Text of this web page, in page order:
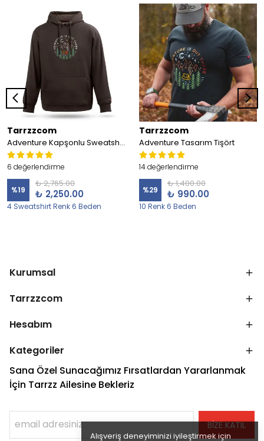
Alışveriş deneyiminizi iyileştirmek için
Tarrzzcom
Adventure Kapşonlu Sweatshirt
6 değerlendirme
%19
₺ 2,765.00
₺ 2,250.00
4 Sweatshirt Renk 6 Beden
Tarrzzcom
Adventure Tasarım Tişört
14 değerlendirme
%29
₺ 1,400.00
₺ 990.00
10 Renk 6 Beden
Kurumsal
Tarrzzcom
Hesabım
Kategoriler
Sana Özel Sunacağımız Fırsatlardan Yararlanmak
İçin Tarrzz Ailesine Bekleriz
BİZE KATIL